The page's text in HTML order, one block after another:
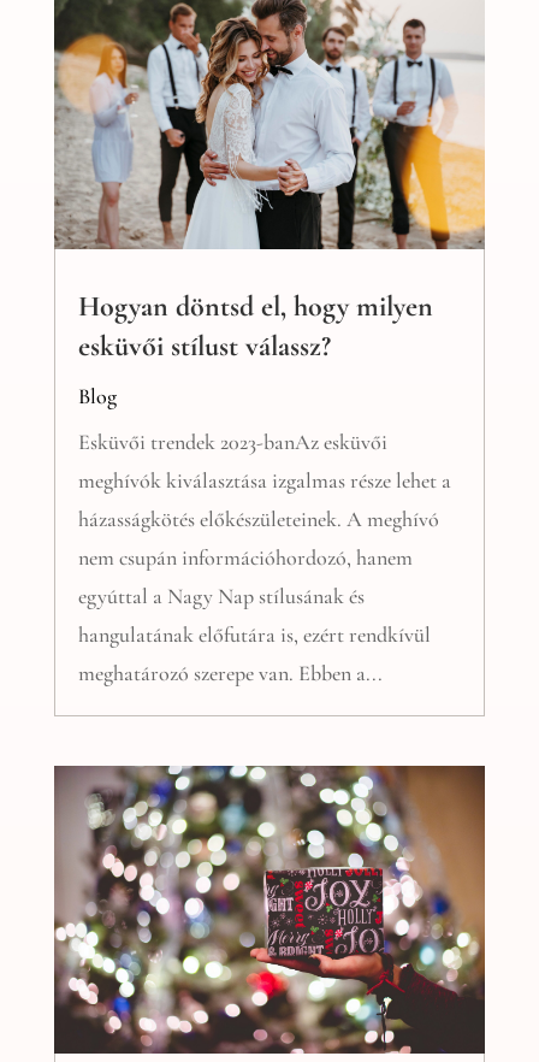
Hogyan döntsd el, hogy milyen
esküvői stílust válassz?
Blog
Esküvői trendek 2023-banAz esküvői
meghívók kiválasztása izgalmas része lehet a
házasságkötés előkészületeinek. A meghívó
nem csupán információhordozó, hanem
egyúttal a Nagy Nap stílusának és
hangulatának előfutára is, ezért rendkívül
meghatározó szerepe van. Ebben a...